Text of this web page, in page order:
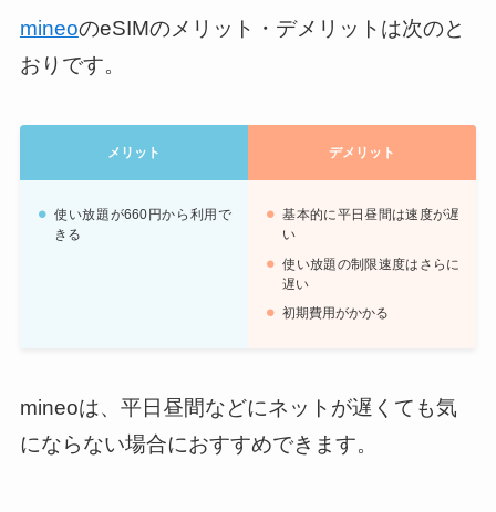
mineoのeSIMのメリット・デメリットは次のと
おりです。
メリット デメリット
使い放題が660円から利用で
きる
基本的に平日昼間は速度が遅
い
使い放題の制限速度はさらに
遅い
初期費用がかかる
mineoは、平日昼間などにネットが遅くても気
にならない場合におすすめできます。